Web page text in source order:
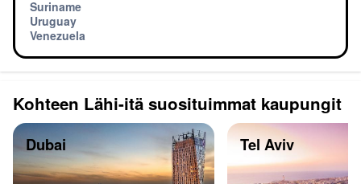
Suriname
Uruguay
Venezuela
Kohteen Lähi-itä suosituimmat kaupungit
Dubai Tel Aviv